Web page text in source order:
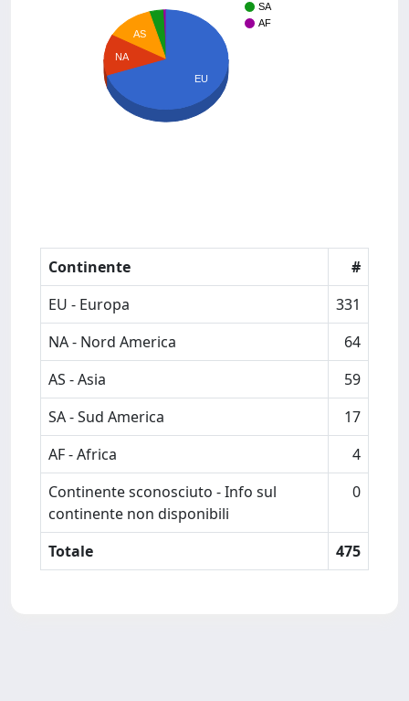
SA
AF
AS
NA
EU
Continente
#
EU - Europa
331
NA - Nord America
64
AS - Asia
59
SA - Sud America
17
AF - Africa
4
Continente sconosciuto - Info sul
continente non disponibili
0
Totale 475